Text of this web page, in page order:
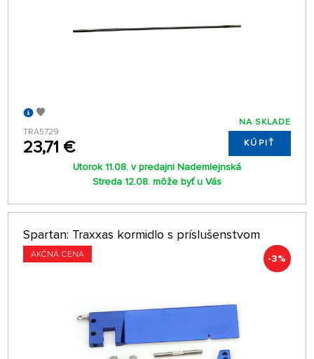
TRA5729
23,71 €
NA SKLADE
KÚPIŤ
Utorok 11.08. v predajni Nademlejnská
Streda 12.08. môže byť u Vás
Spartan: Traxxas kormidlo s príslušenstvom
AKČNÁ CENA -3%